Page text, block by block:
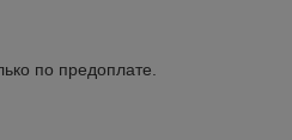
по предоплате.